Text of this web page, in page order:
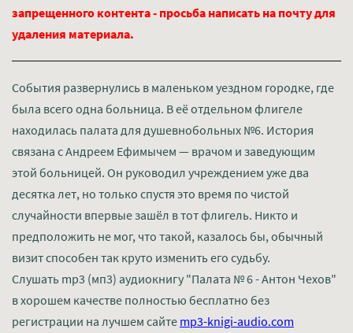
запрещенного контента - просьба написать на почту для
удаления материала.
События развернулись в маленьком уездном городке, где
была всего одна больница. В её отдельном флигеле
находилась палата для душевнобольных №6. История
связана с Андреем Ефимычем — врачом и заведующим
этой больницей. Он руководил учреждением уже два
десятка лет, но только спустя это время по чистой
случайности впервые зашёл в тот флигель. Никто и
предположить не мог, что такой, казалось бы, обычный
визит способен так круто изменить его судьбу.
Слушать mp3 (мп3) аудиокнигу "Палата № 6 - Антон Чехов"
в хорошем качестве полностью бесплатно без
регистрации на лучшем сайте mp3-knigi-audio.com